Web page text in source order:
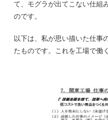
て、モグラが出てこない仕組
のです。
以下は、私が思い描いた仕事
たものです。これを工場で働